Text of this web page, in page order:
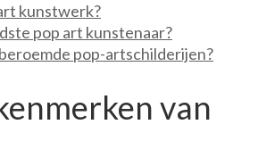
kunstwerk?
pop art kunstenaar?
pop-artschilderijen?
van